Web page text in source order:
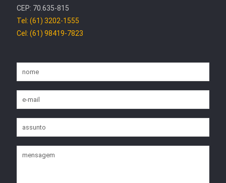
CEP: 70.635-815
Tel: (61) 3202-1555
Cel: (61) 98419-7823